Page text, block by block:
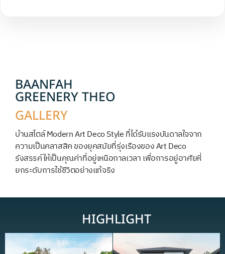
BAANFAH
GREENERY THEO
GALLERY
บ้านสไตล์ Modern Art Deco Style ที่ได้รับแรงบันดาลใจจาก
ความเป็นคลาสสิค ของยุคสมัยที่รุ่งเรืองของ Art Deco
รังสรรค์ให้เป็นคุณค่าที่อยู่เหนือกาลเวลา เพื่อการอยู่อาศัยหี่
ยกระดับการใช้ชีวิตอย่างแท้จริง
HIGHLIGHT